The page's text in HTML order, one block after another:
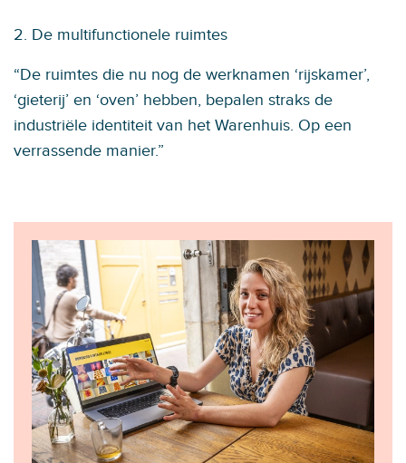
2. De multifunctionele ruimtes
“De ruimtes die nu nog de werknamen ‘rijskamer’,
‘gieterij’ en ‘oven’ hebben, bepalen straks de
industriële identiteit van het Warenhuis. Op een
verrassende manier.”